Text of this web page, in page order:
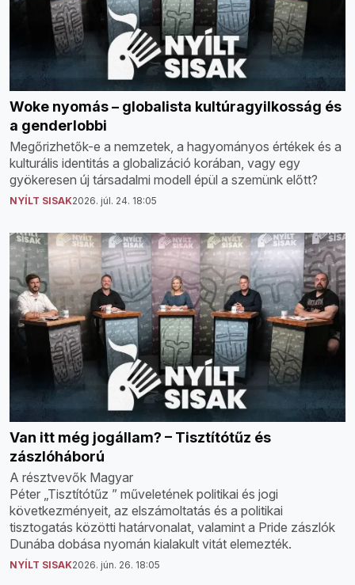
Woke nyomás – globalista kultúragyilkosság és
a genderlobbi
Megőrizhetők-e a nemzetek, a hagyományos értékek és a
kulturális identitás a globalizáció korában, vagy egy
gyökeresen új társadalmi modell épül a szemünk előtt?
NYÍLT SISAK2026. júl. 24. 18:05
Van itt még jogállam? – Tisztítótűz és
zászlóháború
A résztvevők Magyar
Péter „Tisztítótűz ” műveletének politikai és jogi
következményeit, az elszámoltatás és a politikai
tisztogatás közötti határvonalat, valamint a Pride zászlók
Dunába dobása nyomán kialakult vitát elemezték.
NYÍLT SISAK2026. jún. 26. 18:05